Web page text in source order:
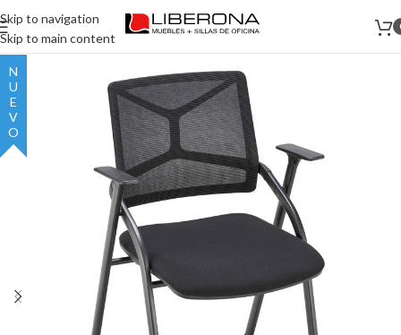
Skip to navigation
Skip to main content
NUEVO